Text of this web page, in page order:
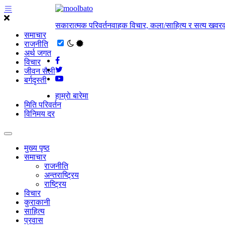
समाचार
राजनीति
अर्थ जगत
विचार
जीवन सैली
बर्गदृस्ती
सकारात्मक परिवर्तनवाहक विचार, कला/साहित्य र सत्य
हाम्राे बारेमा
मिति परिवर्तन
विनिमय दर
मुख्य पृष्ठ
समाचार
राजनीति
अन्तराष्ट्रिय
राष्ट्रिय
विचार
कुराकानी
साहित्य
प्रवास